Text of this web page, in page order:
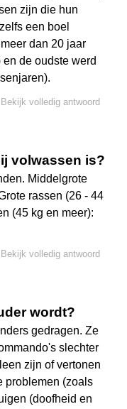
zijn die hun
een boel
dan 20 jaar
de oudste werd
Bekijk volledig antwoord
volwassen is?
Middelgrote
rassen (26 - 44
(45 kg en meer):
Bekijk volledig antwoord
wordt?
gedragen. Ze
slechter
zijn of vertonen
problemen (zoals
(doofheid en